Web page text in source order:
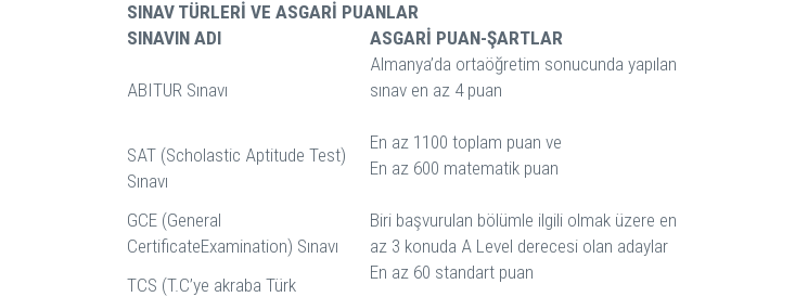
SINAV TÜRLERİ VE ASGARİ PUANLAR
SINAVIN ADI
ASGARİ PUAN-ŞARTLAR
ABITUR Sınavı
Almanya’da ortaöğretim sonucunda yapılan
sınav en az 4 puan
SAT (Scholastic Aptitude Test)
Sınavı
En az 1100 toplam puan ve
En az 600 matematik puan
GCE (General
CertificateExamination) Sınavı
Biri başvurulan bölümle ilgili olmak üzere en
az 3 konuda A Level derecesi olan adaylar
TCS (T.C’ye akraba Türk
En az 60 standart puan